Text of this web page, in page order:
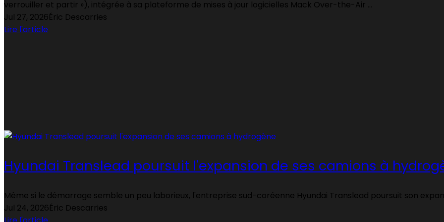
verrouiller et partir »), intégrée à sa plateforme de mises à jour logicielles Mack Over-the-Air ...
Jul 27, 2026Éric Descarries
Lire l'article
Hyundai Translead poursuit l'expansion de ses camions à
Même si le démarrage semble un peu laborieux, l'entreprise sud-coréenne Hyundai Translead poursuit son
Jul 24, 2026Éric Descarries